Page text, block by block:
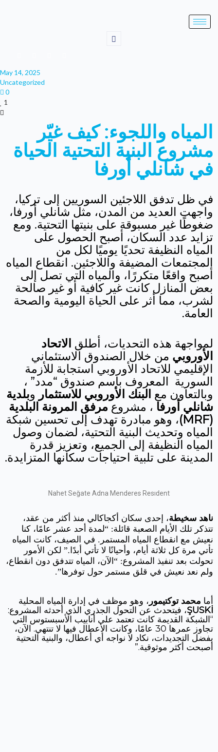
May 14, 2025
Uncategorized
0
1
المياه واللجوء: كيف غيّر
مشروع البنية التحتية الحياة
في شانلي أورفا
في ظل تدفق اللاجئين السوريين إلى تركيا،
واجهت العديد من المدن، مثل شانلي أورفا،
ضغوطًا غير مسبوقة على بنيتها التحتية. ومع
تزايد عدد السكان، أصبح الحصول على
المياه النظيفة تحديًا يوميًا لكل من
المجتمعات المضيفة واللاجئين. انقطاع المياه
أصبح واقعًا متكررًا، والمياه التي تصل إلى
بعض المنازل كانت غير كافية أو غير صالحة
لشرب، مما أثر على الحياة اليومية والصحة
العامة.
لمواجهة هذه التحديات، أطلق الاتحاد
الأوروبي من خلال الصندوق الاستئماني
الإقليمي للاتحاد الأوروبي استجابة للأزمة
السورية المعروف باسم صندوق “مدد” ،
وبالتعاون مع البنك الأوروبي للاستثمار وبلدية
شانلي أورفا ، مشروع مرفق المرونة البلدية
(MRF)
، وهو مبادرة تهدف إلى تحسين شبكة
المياه وتحديث البنية التحتية، لضمان وصول
المياه النظيفة إلى الجميع، وتعزيز قدرة
المدينة على تلبية احتياجات سكانها المتزايدة.
Nahet Seğate Adna Menderes Resıdent
ناهد سخيطة، إحدى سكان أكجاكالي منذ أكثر من عقد،
تتذكر تلك الأيام الصعبة قائلة: “لمدة أحد عشر عامًا، كنا
نعيش مع انقطاع المياه المستمر. في الصيف، كانت المياه
تأتي مرة كل ثلاثة أيام، وأحيانًا لا تأتي أبدًا.” لكن الأمور
تحولت بعد تنفيذ المشروع: “الآن، المياه تتدفق دون انقطاع،
ولم نعد نعيش في قلق مستمر حول توفرها.”
أما محمد توكتيمور ، وهو موظف في إدارة المياه المحلية
ŞUSKİ، فيتحدث عن التحول الجذري الذي أحدثه المشروع:
“الشبكة القديمة كانت تعتمد على أنابيب الأسبستوس التي
تجاوز عمرها 30 عامًا، وكانت الأعطال فيها لا تنتهي. الآن،
بفضل التجديدات، نكاد لا نواجه أي أعطال، والبنية التحتية
أصبحت أكثر موثوقية.”